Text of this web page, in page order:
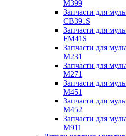
M399
Запчасти для
CB391S
Запчасти для
FM41S
Запчасти для
M231
Запчасти для
M271
Запчасти для
M451
Запчасти для
M452
Запчасти для
M911